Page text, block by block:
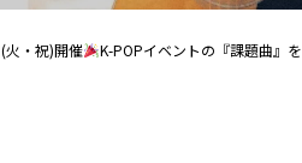
火・祝)開催 K-POPイベントの『課題曲』